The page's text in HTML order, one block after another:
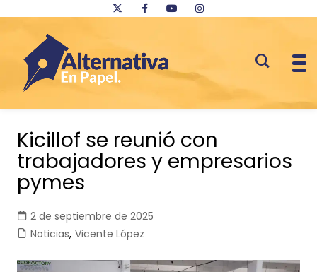
contenido
Kicillof se reunió con
trabajadores y empresarios
pymes
2 de septiembre de 2025
Noticias, Vicente López